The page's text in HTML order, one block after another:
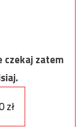
czekaj zatem
zł